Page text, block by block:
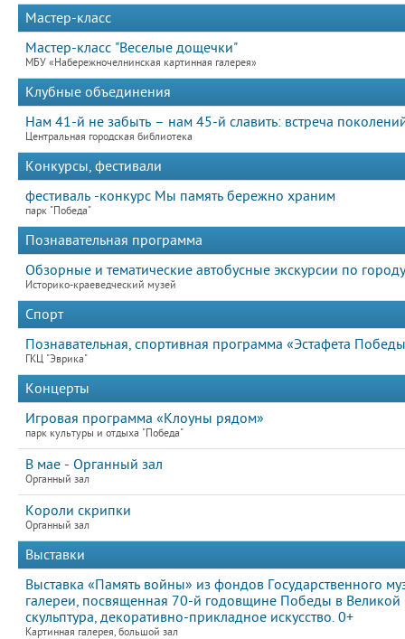
Мастер-класс
Мастер-класс "Веселые дощечки"
МБУ «Набережночелнинская картинная галерея»
Клубные объединения
Нам 41-й не забыть – нам 45-й славить: встреча
Центральная городская библиотека
Конкурсы, фестивали
фестиваль -конкурс Мы память бережно храним
парк "Победа"
Познавательная программа
Обзорные и тематические автобусные экскурсии по
Историко-краеведческий музей
Спорт
Познавательная, спортивная программа «Эстафета
ГКЦ "Эврика"
Концерты
Игровая программа «Клоуны рядом»
парк культуры и отдыха "Победа"
В мае - Органный зал
Органный зал
Короли скрипки
Органный зал
Выставки
Выставка «Память войны» из фондов Государственного
галереи, посвященная 70-й годовщине Победы в Великой
скульптура, декоративно-прикладное искусство. 0+
Картинная галерея, большой зал